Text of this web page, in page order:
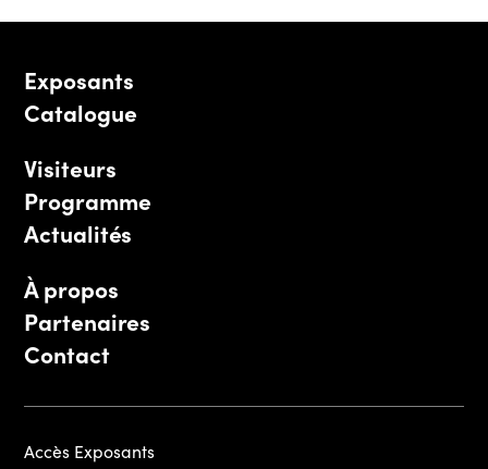
Exposants
Catalogue
Visiteurs
Programme
Actualités
À propos
Partenaires
Contact
Accès Exposants